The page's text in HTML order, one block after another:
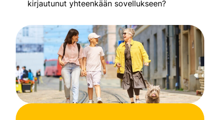
kirjautunut yhteenkään sovellukseen?